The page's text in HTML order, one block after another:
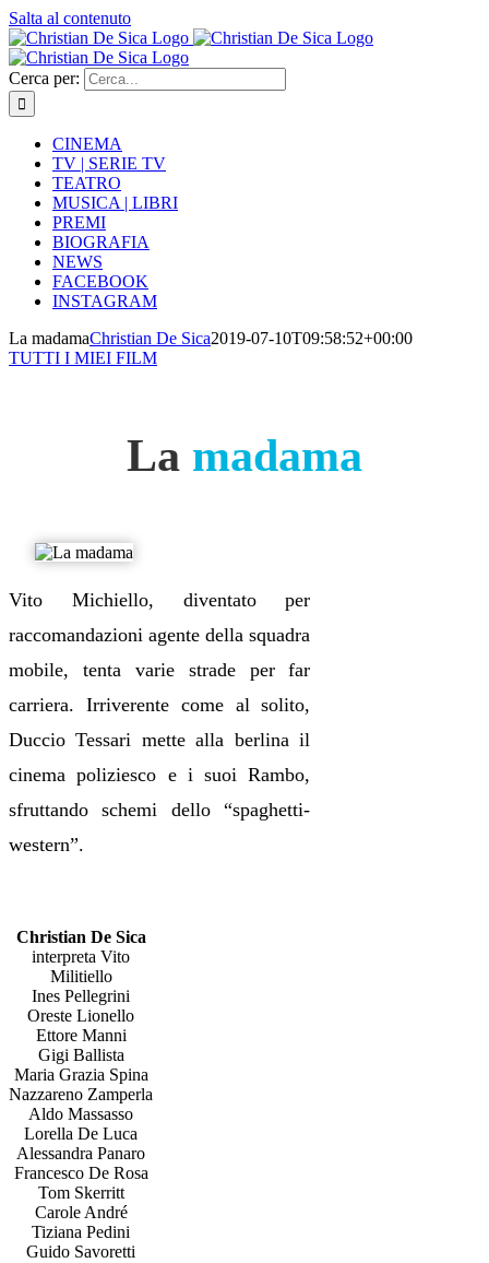
Salta al contenuto
Cerca per:
CINEMA
TV | SERIE TV
TEATRO
MUSICA | LIBRI
PREMI
BIOGRAFIA
NEWS
FACEBOOK
INSTAGRAM
La madamaChristian De Sica2019-07-10T09:58:52+00:00
TUTTI I MIEI FILM
La madama
Vito Michiello, diventato per
raccomandazioni agente della squadra
mobile, tenta varie strade per far
carriera. Irriverente come al solito,
Duccio Tessari mette alla berlina il
cinema poliziesco e i suoi Rambo,
sfruttando schemi dello “spaghetti-
western”.
Christian De Sica
interpreta Vito
Militiello
Ines Pellegrini
Oreste Lionello
Ettore Manni
Gigi Ballista
Maria Grazia Spina
Nazzareno Zamperla
Aldo Massasso
Lorella De Luca
Alessandra Panaro
Francesco De Rosa
Tom Skerritt
Carole André
Tiziana Pedini
Guido Savoretti